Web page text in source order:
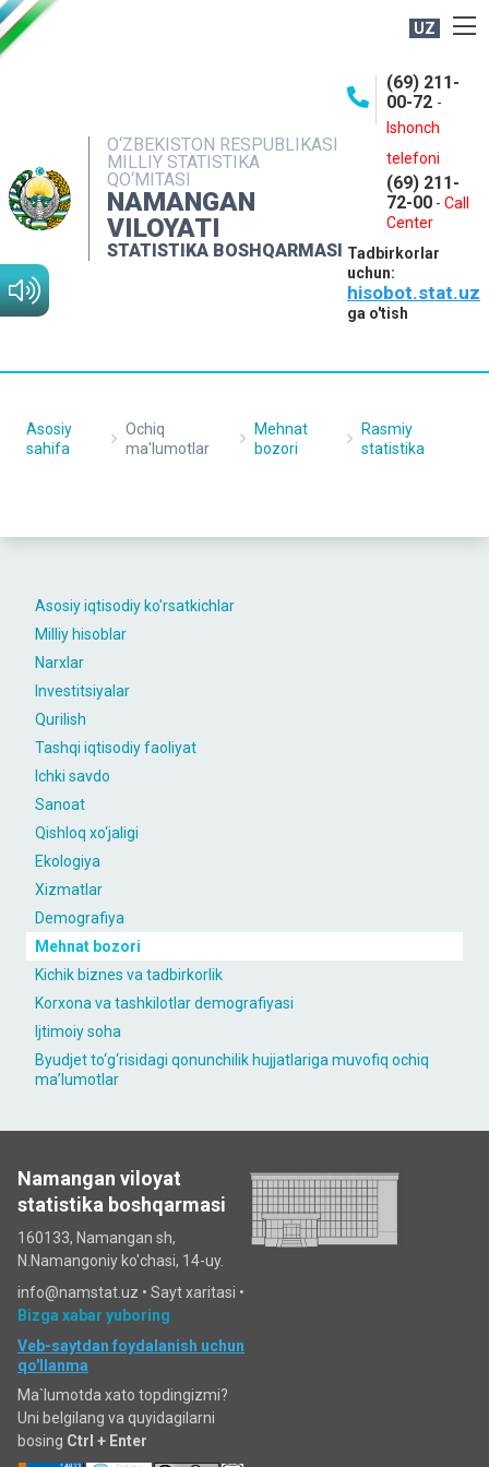
UZ
O‘ZBEKISTON RESPUBLIKASI
MILLIY STATISTIKA
QO‘MITASI
NAMANGAN
VILOYATI
STATISTIKA BOSHQARMASI
(69) 211-
00-72 -
Ishonch
telefoni
(69) 211-
72-00 - Call
Center
Tadbirkorlar
uchun:
hisobot.stat.uz
ga o'tish
NASHRLAR
INTERAKTIV XIZMATLAR
MATBUOT XIZMATI
MUROJAATLAR
Asosiy iqtisodiy ko'rsatkichlar
Milliy hisoblar
Narxlar
Investitsiyalar
Qurilish
Tashqi iqtisodiy faoliyat
Ichki savdo
Sanoat
Qishloq xo‘jaligi
Ekologiya
Xizmatlar
Demografiya
Mehnat bozori
Kichik biznes va tadbirkorlik
Korxona va tashkilotlar demografiyasi
Ijtimoiy soha
Byudjet to‘g‘risidagi qonunchilik hujjatlariga muvofiq ochiq
maʼlumotlar
Asosiy
sahifa
Ochiq
ma'lumotlar
Mehnat
bozori
Rasmiy
statistika
Namangan viloyat
statistika boshqarmasi
160133, Namangan sh,
N.Namangoniy ko'chasi, 14-uy.
info@namstat.uz • Sayt xaritasi •
Bizga xabar yuboring
Veb-saytdan foydalanish uchun
qo'llanma
Ma`lumotda xato topdingizmi?
Uni belgilang va quyidagilarni
bosing Ctrl + Enter